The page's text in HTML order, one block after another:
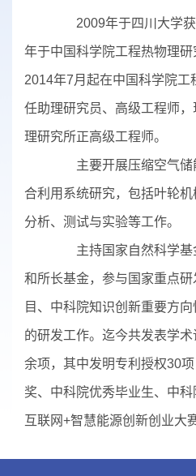
2009年于四川大学获
年于中国科学院工程热物理研
2014年7月起在中国科学院工
任助理研究员、高级工程师
理研究所正高级工程师。
主要开展压缩空气储
合利用系统研究，包括叶轮
分析、测试与实验等工作。
主持国家自然科学基
和所长基金，参与国家重点
目、中科院知识创新重要方
的研发工作。迄今共发表学
余项，其中发明专利授权30
奖、中科院优秀毕业生、中科
互联网+智慧能源创新创业大